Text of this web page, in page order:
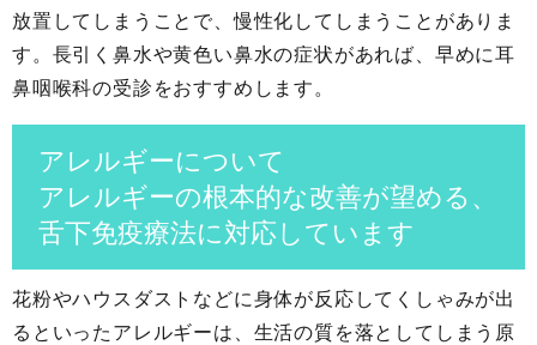
放置してしまうことで、慢性化してしまうことがありま
す。長引く鼻水や黄色い鼻水の症状があれば、早めに耳
鼻咽喉科の受診をおすすめします。
アレルギーについて
アレルギーの根本的な改善が望める、
舌下免疫療法に対応しています
花粉やハウスダストなどに身体が反応してくしゃみが出
るといったアレルギーは、生活の質を落としてしまう原